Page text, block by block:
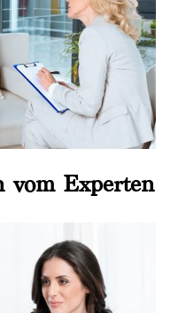
vom Experten